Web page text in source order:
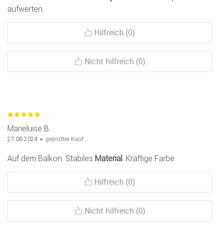
aufwerten.
Hilfreich (0)
Nicht hilfreich (0)
Marieluise B.
27.06.2024 geprüfter Kauf
Auf dem Balkon. Stabiles Material . Kräftige Farbe
Hilfreich (0)
Nicht hilfreich (0)